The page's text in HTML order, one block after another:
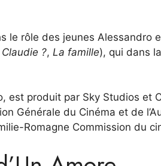
le rôle des jeunes Alessandro
?, La famille), qui dans
est produit par Sky Studios et
Générale du Cinéma et de
Romagne Commission du